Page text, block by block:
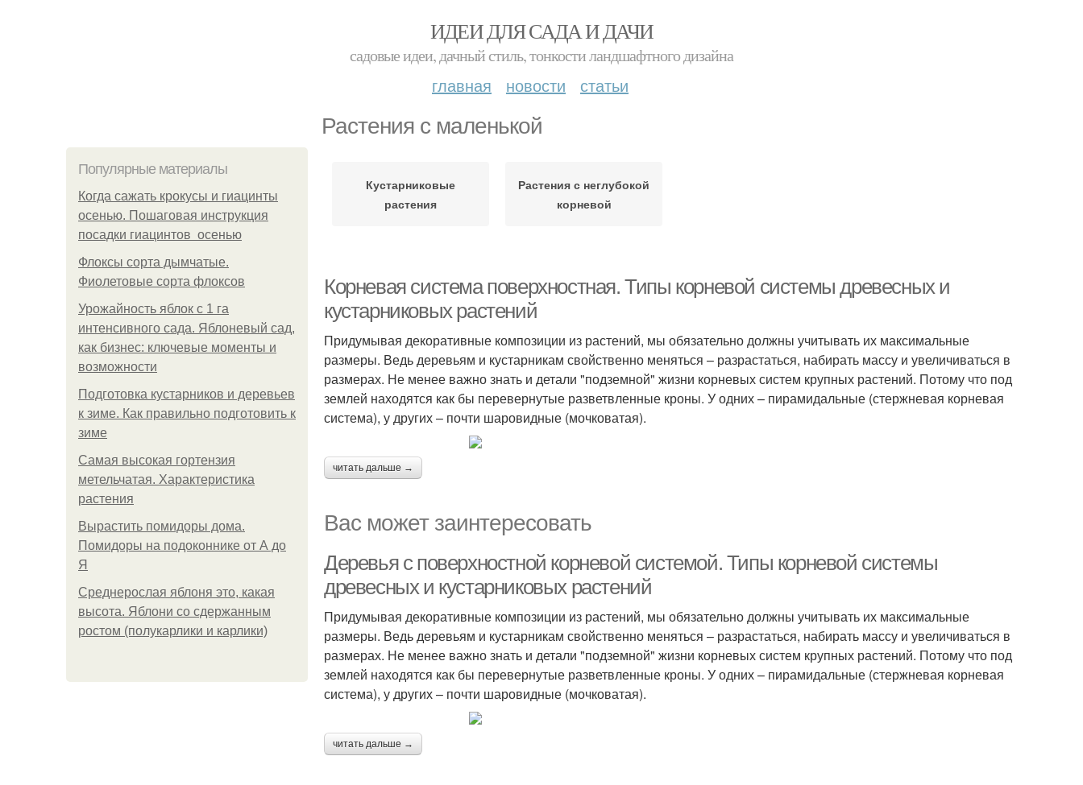
ИДЕИ ДЛЯ САДА И ДАЧИ
садовые идеи, дачный стиль, тонкости ландшафтного дизайна
главная новости статьи
Растения с маленькой
Популярные материалы
Когда сажать крокусы и гиацинты
осенью. Пошаговая инструкция
посадки гиацинтов осенью
Флоксы сорта дымчатые.
Фиолетовые сорта флоксов
Урожайность яблок с 1 га
интенсивного сада. Яблоневый сад,
как бизнес: ключевые моменты и
возможности
Подготовка кустарников и деревьев
к зиме. Как правильно подготовить к
зиме
Самая высокая гортензия
метельчатая. Характеристика
растения
Вырастить помидоры дома.
Помидоры на подоконнике от А до
Я
Среднерослая яблоня это, какая
высота. Яблони со сдержанным
ростом (полукарлики и карлики)
Кустарниковые
растения
Растения с неглубокой
корневой
Корневая система поверхностная. Типы корневой системы древесных и
кустарниковых растений
Придумывая декоративные композиции из растений, мы обязательно должны учитывать их максимальные
размеры. Ведь деревьям и кустарникам свойственно меняться – разрастаться, набирать массу и увеличиваться в
размерах. Не менее важно знать и детали "подземной" жизни корневых систем крупных растений. Потому что под
землей находятся как бы перевернутые разветвленные кроны. У одних – пирамидальные (стержневая корневая
система), у других – почти шаровидные (мочковатая).
читать дальше →
Вас может заинтересовать
Деревья с поверхностной корневой системой. Типы корневой системы
древесных и кустарниковых растений
Придумывая декоративные композиции из растений, мы обязательно должны учитывать их максимальные
размеры. Ведь деревьям и кустарникам свойственно меняться – разрастаться, набирать массу и увеличиваться в
размерах. Не менее важно знать и детали "подземной" жизни корневых систем крупных растений. Потому что под
землей находятся как бы перевернутые разветвленные кроны. У одних – пирамидальные (стержневая корневая
система), у других – почти шаровидные (мочковатая).
читать дальше →